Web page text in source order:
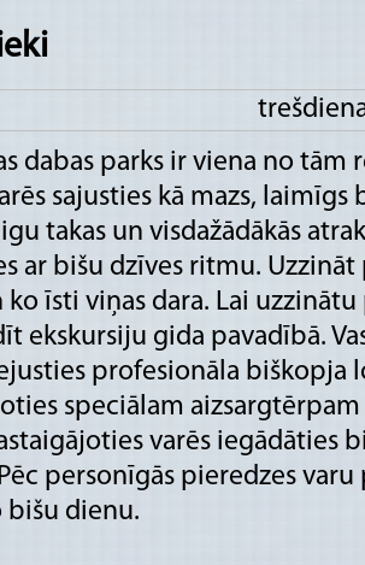
dabas parks ir viena no
sajusties kā mazs, laimīgs
takas un visdažādākās
ar bišu dzīves ritmu.
īsti viņas dara. Lai uzzinātu
ekskursiju gida pavadībā.
profesionāla biškopja
speciālam
varēs iegādāties
personīgās pieredzes
bišu dienu.